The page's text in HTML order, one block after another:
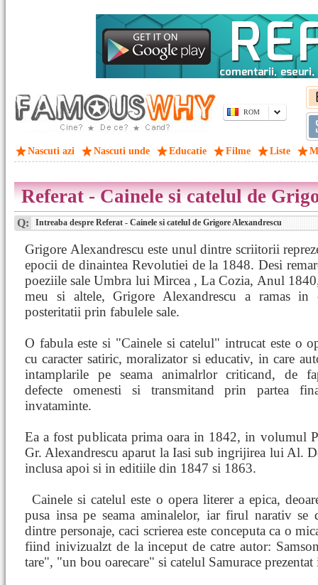
ROM
Nascuti azi Nascuti unde Educatie Filme Liste
Referat - Cainele si catelul de
Q: Intreaba despre Referat - Cainele si catelul de Grigore Alexandrescu
Grigore Alexandrescu este unul dintre scriitorii
epocii de dinaintea Revolutiei de la 1848. Desi
poeziile sale Umbra lui Mircea , La Cozia, Anul
meu si altele, Grigore Alexandrescu a ramas in
posteritatii prin fabulele sale.
O fabula este si "Cainele si catelul" intrucat este o
cu caracter satiric, moralizator si educativ, in care
intamplarile pe seama animalrlor criticand, de
defecte omenesti si transmitand prin partea
invataminte.
Ea a fost publicata prima oara in 1842, in volumul
Gr. Alexandrescu aparut la Iasi sub ingrijirea lui Al.
inclusa apoi si in editiile din 1847 si 1863.
Cainele si catelul este o opera literera epica,
pusa insa pe seama aminalelor, iar firul narativ
dintre personaje, caci scrierea este conceputa ca o
fiind inivizualzt de la inceput de catre autor:
tare", "un bou oarecare" si catelul Samurace